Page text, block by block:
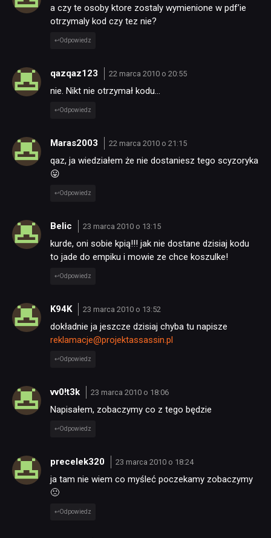
a czy te osoby ktore zostaly wymienione w pdf’ie
otrzymaly kod czy tez nie?
Odpowiedz
qazqaz123 22 marca 2010 o 20:55
nie. Nikt nie otrzymał kodu…
Odpowiedz
Maras2003 22 marca 2010 o 21:15
qaz, ja wiedziałem że nie dostaniesz tego scyzoryka
😛
Odpowiedz
Belic 23 marca 2010 o 13:15
kurde, oni sobie kpią!!! jak nie dostane dzisiaj kodu
to jade do empiku i mowie ze chce koszulke!
Odpowiedz
K94K 23 marca 2010 o 13:52
dokładnie ja jeszcze dzisiaj chyba tu napisze
reklamacje@projektassassin.pl
Odpowiedz
vv0!t3k 23 marca 2010 o 18:06
Napisałem, zobaczymy co z tego będzie
Odpowiedz
precelek320 23 marca 2010 o 18:24
ja tam nie wiem co myśleć poczekamy zobaczymy
🙁
Odpowiedz